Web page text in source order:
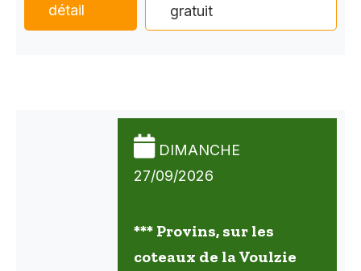
détail
gratuit
DIMANCHE
27/09/2026
*** Provins, sur les
coteaux de la Voulzie